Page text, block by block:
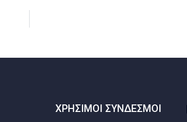
ΧΡΗΣΙΜΟΙ ΣΥΝΔΕΣΜΟΙ